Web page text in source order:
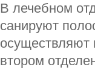
В лечебном
санируют
втором